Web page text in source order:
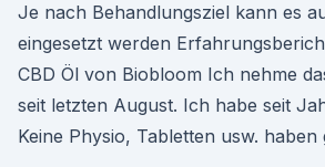
Je nach Behandlungsziel kann es
eingesetzt werden
CBD Öl von Biobloom Ich nehme
seit letzten August. Ich habe seit
Keine Physio, Tabletten usw. haben